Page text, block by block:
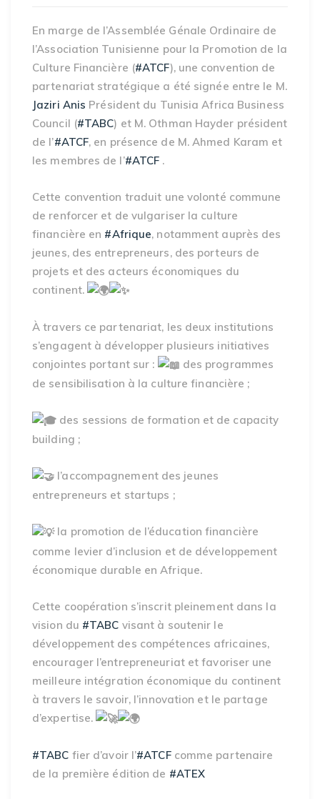
En marge de l’Assemblée Génale Ordinaire de
l’Association Tunisienne pour la Promotion de la
Culture Financière (#ATCF), une convention de
partenariat stratégique a été signée entre le M.
Jaziri Anis Président du Tunisia Africa Business
Council (#TABC) et M. Othman Hayder président
de l’#ATCF, en présence de M. Ahmed Karam et
les membres de l’#ATCF .
Cette convention traduit une volonté commune
de renforcer et de vulgariser la culture
financière en #Afrique, notamment auprès des
jeunes, des entrepreneurs, des porteurs de
projets et des acteurs économiques du
continent.
À travers ce partenariat, les deux institutions
s’engagent à développer plusieurs initiatives
conjointes portant sur :
des programmes
de sensibilisation à la culture financière ;
des sessions de formation et de capacity
building ;
l’accompagnement des jeunes
entrepreneurs et startups ;
la promotion de l’éducation financière
comme levier d’inclusion et de développement
économique durable en Afrique.
Cette coopération s’inscrit pleinement dans la
vision du #TABC visant à soutenir le
développement des compétences africaines,
encourager l’entrepreneuriat et favoriser une
meilleure intégration économique du continent
à travers le savoir, l’innovation et le partage
d’expertise.
#TABC fier d’avoir l’#ATCFcomme partenaire
de la première édition de #ATEX